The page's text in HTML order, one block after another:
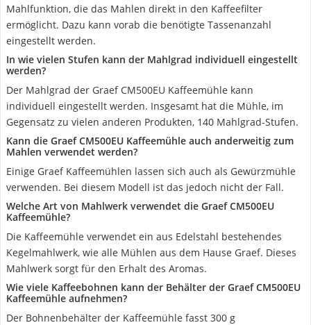
Mahlfunktion, die das Mahlen direkt in den Kaffeefilter
ermöglicht. Dazu kann vorab die benötigte Tassenanzahl
eingestellt werden.
In wie vielen Stufen kann der Mahlgrad individuell eingestellt
werden?
Der Mahlgrad der Graef CM500EU Kaffeemühle kann
individuell eingestellt werden. Insgesamt hat die Mühle, im
Gegensatz zu vielen anderen Produkten, 140 Mahlgrad-Stufen.
Kann die Graef CM500EU Kaffeemühle auch anderweitig zum
Mahlen verwendet werden?
Einige Graef Kaffeemühlen lassen sich auch als Gewürzmühle
verwenden. Bei diesem Modell ist das jedoch nicht der Fall.
Welche Art von Mahlwerk verwendet die Graef CM500EU
Kaffeemühle?
Die Kaffeemühle verwendet ein aus Edelstahl bestehendes
Kegelmahlwerk, wie alle Mühlen aus dem Hause Graef. Dieses
Mahlwerk sorgt für den Erhalt des Aromas.
Wie viele Kaffeebohnen kann der Behälter der Graef CM500EU
Kaffeemühle aufnehmen?
Der Bohnenbehälter der Kaffeemühle fasst 300 g